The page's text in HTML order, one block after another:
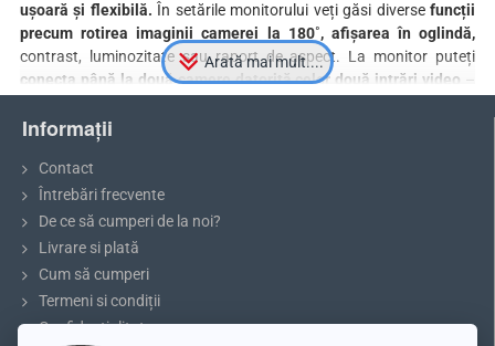
ușoară și flexibilă. În setările monitorului veți găsi diversefuncții
precum rotirea imaginii camerei la 180˚, afișarea în oglindă,
contrast, luminozitate sau raport de aspect. La monitor puteți
conecta până la două camere datorită celor două intrări video –
încărcăturii. Toate funcțiile monitorului și comutarea între camere
rezoluție AHD înaltă, dar suportă și camere cu rezoluție standard.
Monitorul poate fi folosit pentru conectarea a
2 camere – ex.:
Informații
Contact
Întrebări frecvente
De ce să cumperi de la noi?
Livrare si plată
Cum să cumperi
Termeni si condiții
Confidențialitate